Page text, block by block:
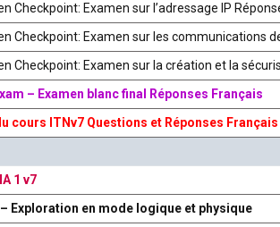
Checkpoint: Examen sur l’adressage IP
Checkpoint: Examen sur les communications
Checkpoint: Examen sur la création et la
– Examen blanc final Réponses Français
cours ITNv7 Questions et Réponses Français
1 v7
Exploration en mode logique et physique